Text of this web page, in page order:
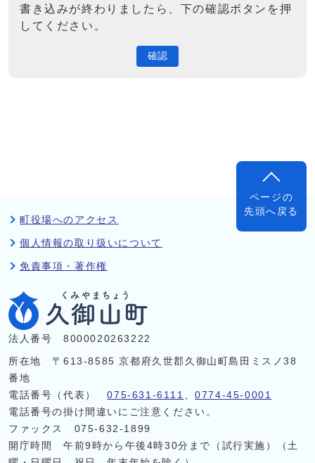
書き込みが終わりましたら、下の確認ボタンを押
してください。
確認
ページの
先頭へ戻る
町役場へのアクセス
個人情報の取り扱いについて
免責事項・著作権
法人番号 8000020263222
所在地 〒613-8585 京都府久世郡久御山町島田ミスノ38
番地
電話番号（代表）075-631-6111 、0774-45-0001
電話番号の掛け間違いにご注意ください。
ファックス 075-632-1899
開庁時間 午前9時から午後4時30分まで（試行実施）（土